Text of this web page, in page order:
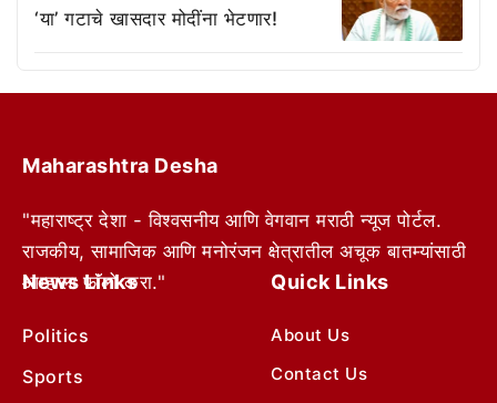
‘या’ गटाचे खासदार मोदींना भेटणार!
Maharashtra Desha
"महाराष्ट्र देशा - विश्वसनीय आणि वेगवान मराठी न्यूज पोर्टल.
राजकीय, सामाजिक आणि मनोरंजन क्षेत्रातील अचूक बातम्यांसाठी
आम्हाला फॉलो करा."
News Links
Politics
Sports
Quick Links
About Us
Contact Us